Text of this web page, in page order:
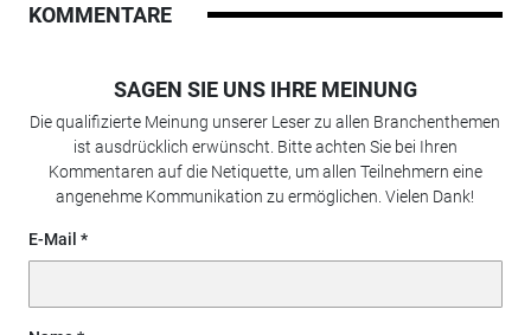
KOMMENTARE
SAGEN SIE UNS IHRE MEINUNG
Die qualifizierte Meinung unserer Leser zu allen Branchenthemen
ist ausdrücklich erwünscht. Bitte achten Sie bei Ihren
Kommentaren auf die Netiquette, um allen Teilnehmern eine
angenehme Kommunikation zu ermöglichen. Vielen Dank!
E-Mail